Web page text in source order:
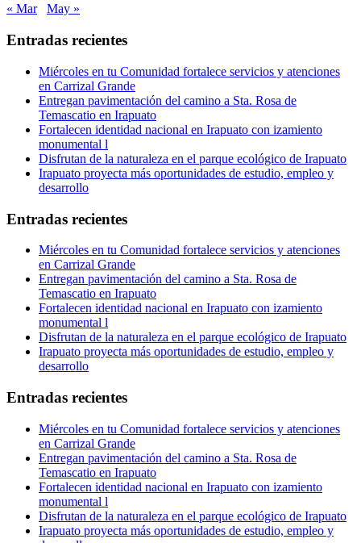
« Mar
May »
Entradas recientes
Miércoles en tu Comunidad fortalece servicios y atenciones
en Carrizal Grande
Entregan pavimentación del camino a Sta. Rosa de
Temascatio en Irapuato
Fortalecen identidad nacional en Irapuato con izamiento
monumental l
Disfrutan de la naturaleza en el parque ecológico de Irapuato
Irapuato proyecta más oportunidades de estudio, empleo y
desarrollo
Entradas recientes
Miércoles en tu Comunidad fortalece servicios y atenciones
en Carrizal Grande
Entregan pavimentación del camino a Sta. Rosa de
Temascatio en Irapuato
Fortalecen identidad nacional en Irapuato con izamiento
monumental l
Disfrutan de la naturaleza en el parque ecológico de Irapuato
Irapuato proyecta más oportunidades de estudio, empleo y
desarrollo
Entradas recientes
Miércoles en tu Comunidad fortalece servicios y atenciones
en Carrizal Grande
Entregan pavimentación del camino a Sta. Rosa de
Temascatio en Irapuato
Fortalecen identidad nacional en Irapuato con izamiento
monumental l
Disfrutan de la naturaleza en el parque ecológico de Irapuato
Irapuato proyecta más oportunidades de estudio, empleo y